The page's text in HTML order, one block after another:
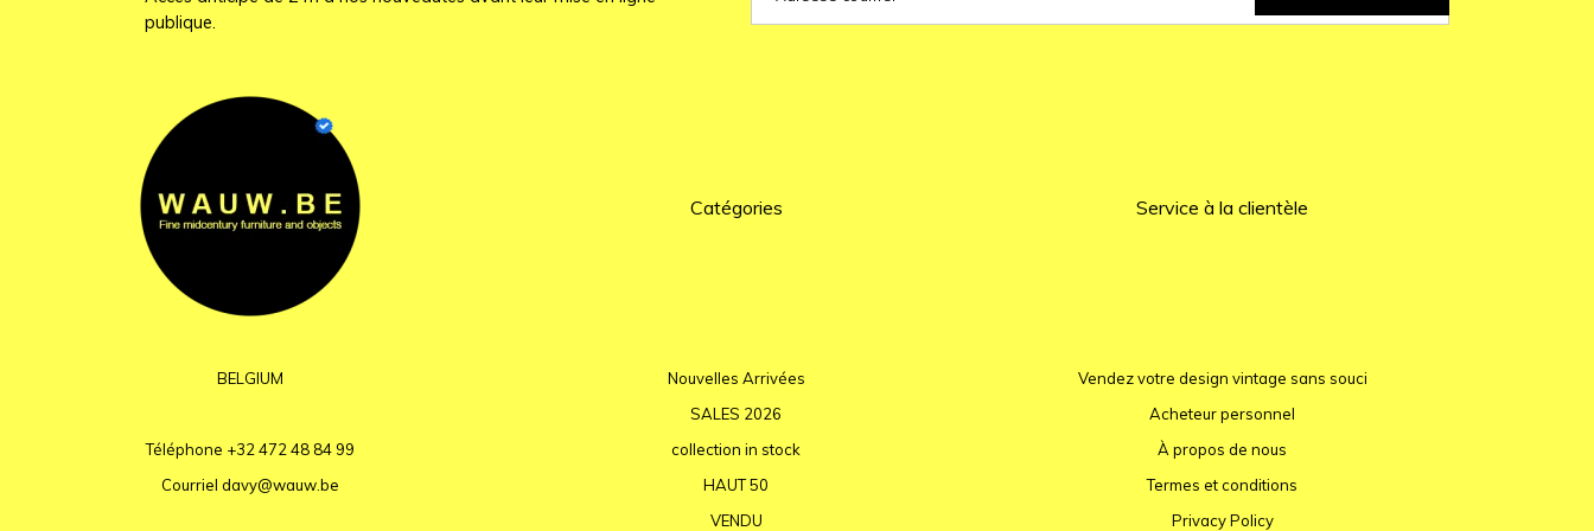
publique.
BELGIUM
Téléphone +32 472 48 84 99
Courriel davy@wauw.be
Catégories
Nouvelles Arrivées
SALES 2026
collection in stock
HAUT 50
VENDU
Service à la clientèle
Vendez votre design vintage sans souci
Acheteur personnel
À propos de nous
Termes et conditions
Privacy Policy